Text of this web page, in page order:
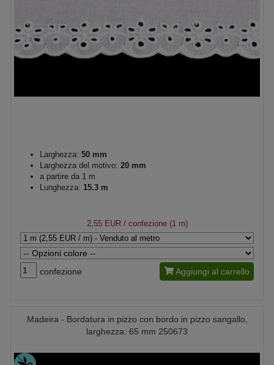
Larghezza: 50 mm
Larghezza del motivo: 20 mm
a partire da 1 m
Lunghezza: 15.3 m
2,55 EUR/ confezione (1 m)
confezione Aggiungi al carrello
Madeira - Bordatura in pizzo con bordo in pizzo sangallo,
larghezza: 65 mm 250673